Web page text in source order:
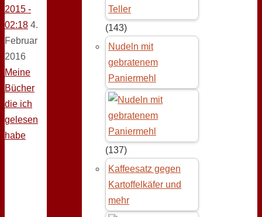
2015 -
02:18 4.
Februar
2016
Meine
Bücher
die ich
gelesen
habe
(143)
Nudeln mit
gebratenem
Paniermehl
(137)
Kaffeesatz gegen
Kartoffelkäfer und
mehr